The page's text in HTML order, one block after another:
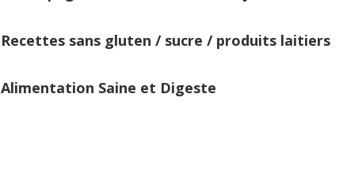
Recettes sans gluten / sucre / produits laitiers
Alimentation Saine et Digeste